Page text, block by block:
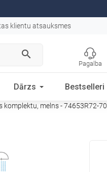
klientu atsauksmes
search
Pagalba
Dārzs Bestselleri
komplektu, melns - 74653R72-70